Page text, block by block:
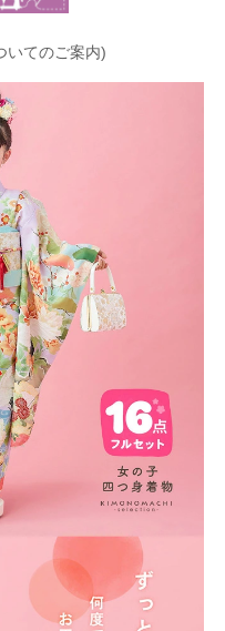
いてのご案内)